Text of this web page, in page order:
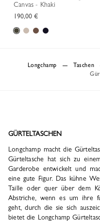
Canvas - Khaki
190,00 €
Longchamp Taschen
GÜRTELTASCHEN
Longchamp macht die
Gürteltasche hat sich zu
Garderobe entwickelt und
eine gute Figur. Das kühne
Taille oder quer über dem
Abstriche, wenn es um ihre
geht, durch die sie sich
bietet die Longchamp